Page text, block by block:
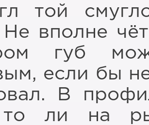
той
вполне
губ
если бы
В
то ли на